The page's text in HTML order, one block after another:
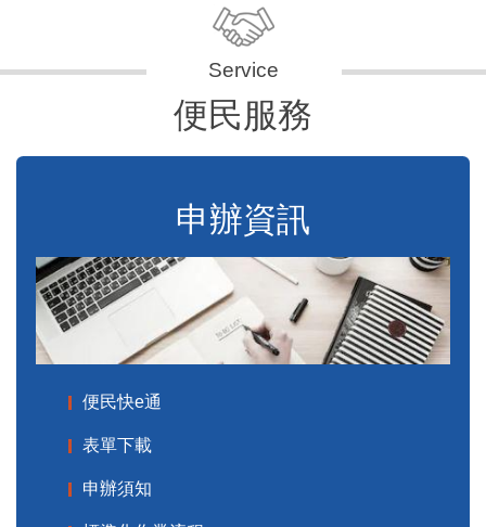
便民服務
申辦資訊
便民快e通
表單下載
申辦須知